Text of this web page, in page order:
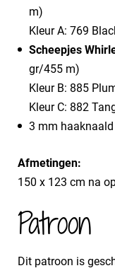
m)
Kleur A: 769
Scheepjes
gr/455 m)
Kleur B: 885
Kleur C: 882
3 mm haaknaald
Afmetingen:
150 x 123 cm na
Patroon
Dit patroon is